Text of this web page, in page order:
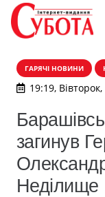
ГАРЯЧІ НОВИНИ
19:19,
загинув
Неділище